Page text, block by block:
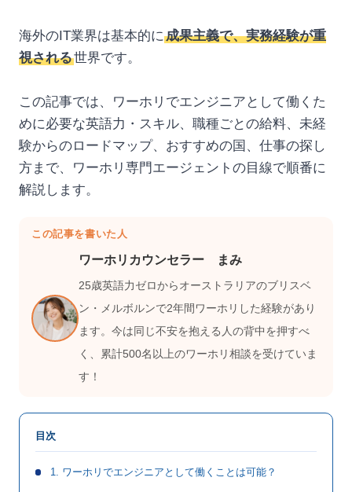
海外のIT業界は基本的に 成果主義で、実務経験が重
視される世界です。
この記事では、ワーホリでエンジニアとして働くた
めに必要な英語力・スキル、職種ごとの給料、未経
験からのロードマップ、おすすめの国、仕事の探し
方まで、ワーホリ専門エージェントの目線で順番に
解説します。
この記事を書いた人
ワーホリカウンセラー まみ
25歳英語力ゼロからオーストラリアのブリスベ
ン・メルボルンで2年間ワーホリした経験があり
ます。今は同じ不安を抱える人の背中を押すべ
く、累計500名以上のワーホリ相談を受けていま
す！
目次
1. ワーホリでエンジニアとして働くことは可能？